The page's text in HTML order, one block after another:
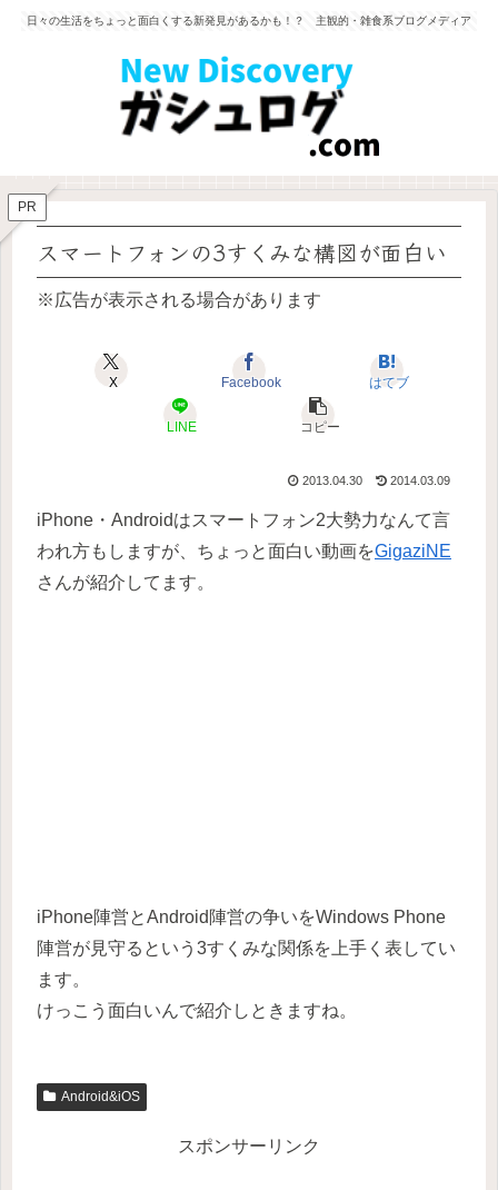
日々の生活をちょっと面白くする新発見があるかも！？ 主観的・雑食系ブログメディア
PR
スマートフォンの3すくみな構図が面白い
※広告が表示される場合があります
X Facebook はてブ
LINE コピー
2013.04.30 2014.03.09
iPhone・Androidはスマートフォン2大勢力なんて言
われ方もしますが、ちょっと面白い動画をGigaziNE
さんが紹介してます。
iPhone陣営とAndroid陣営の争いをWindows Phone
陣営が見守るという3すくみな関係を上手く表してい
ます。
けっこう面白いんで紹介しときますね。
Android&iOS
スポンサーリンク